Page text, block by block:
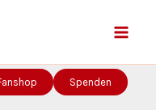
Spenden